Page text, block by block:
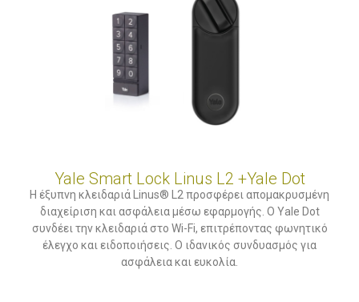
Yale Smart Lock Linus L2 +Yale Dot
Η έξυπνη κλειδαριά Linus® L2 προσφέρει απομακρυσμένη
διαχείριση και ασφάλεια μέσω εφαρμογής. Ο Yale Dot
συνδέει την κλειδαριά στο Wi-Fi, επιτρέποντας φωνητικό
έλεγχο και ειδοποιήσεις. Ο ιδανικός συνδυασμός για
ασφάλεια και ευκολία.